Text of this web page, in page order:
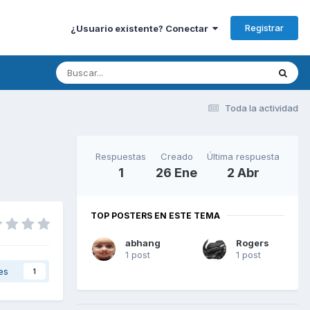
¿Usuario existente? Conectar Registrar
Toda la actividad
1
Respuestas
1
Creado
26 Ene
Última respuesta
2 Abr
TOP POSTERS EN ESTE TEMA
abhang
1 post
Rogers
1 post